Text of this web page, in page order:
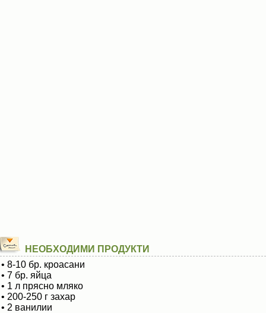
НЕОБХОДИМИ ПРОДУКТИ
• 8-10 бр. кроасани
• 7 бр. яйца
• 1 л прясно мляко
• 200-250 г захар
• 2 ванилии